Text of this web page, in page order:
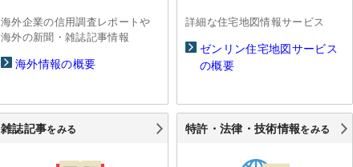
海外企業の信用調査レポートや
海外の新聞・雑誌記事情報
海外情報の概要
詳細な住宅地図情報サービス
ゼンリン住宅地図サービス
の概要
雑誌記事をみる 特許・法律・技術情報をみる